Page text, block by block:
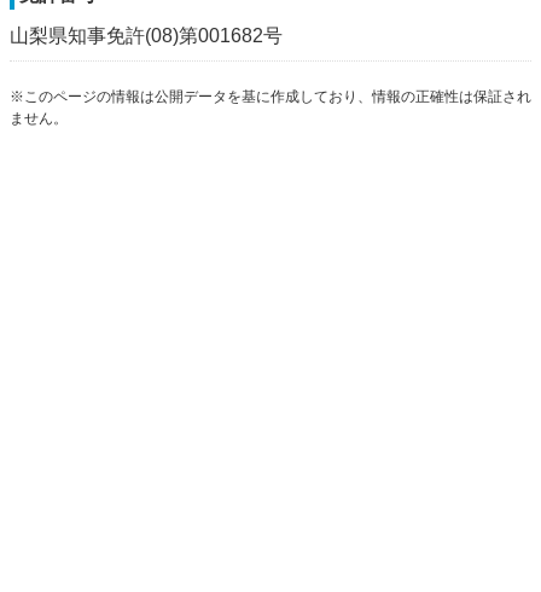
山梨県知事免許(08)第001682号
※このページの情報は公開データを基に作成しており、情報の正確性は保証され
ません。